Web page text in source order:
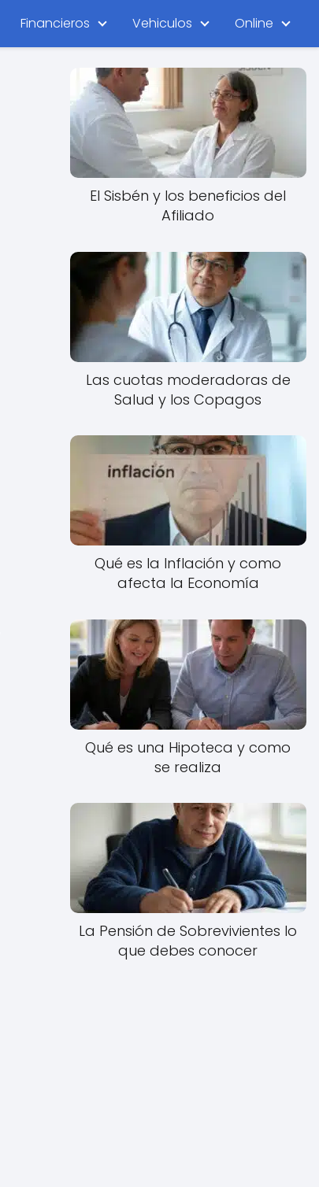
Financieros Vehiculos Online
El Sisbén y los beneficios del
Afiliado
Las cuotas moderadoras de
Salud y los Copagos
Qué es la Inflación y como
afecta la Economía
Qué es una Hipoteca y como
se realiza
La Pensión de Sobrevivientes lo
que debes conocer